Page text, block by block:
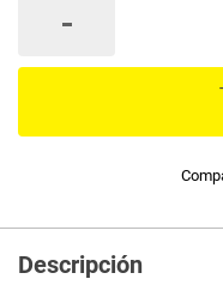
Descripción